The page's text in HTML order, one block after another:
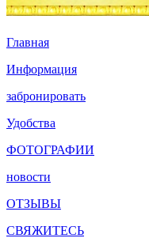
Главная
Информация
забронировать
Удобства
ФОТОГРАФИИ
новости
ОТЗЫВЫ
СВЯЖИТЕСЬ